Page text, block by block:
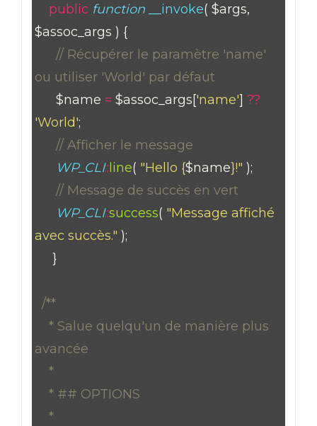
public function __invoke( $args,
$assoc_args ) {
// Récupérer le paramètre 'name'
ou utiliser 'World' par défaut
$name = $assoc_args['name'] ??
'World';
// Afficher le message
WP_CLI:: line( "Hello {$name}!" );
// Message de succès en vert
WP_CLI::success( "Message affiché
avec succès." );
}
/**
* Salue quelqu'un de manière plus
avancée
*
* ## OPTIONS
*